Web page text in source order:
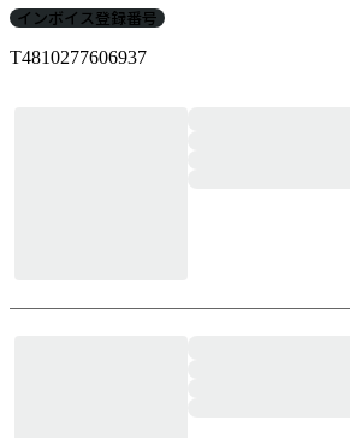
インボイス登録番号
T4810277606937